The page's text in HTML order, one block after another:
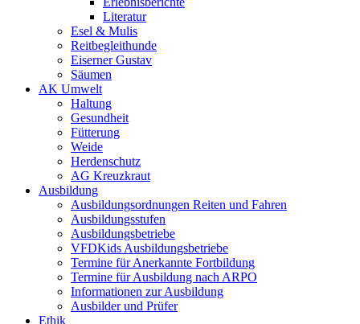
Literatur
Esel & Mulis
Reitbegleithunde
Eiserner Gustav
Säumen
AK Umwelt
Haltung
Gesundheit
Fütterung
Weide
Herdenschutz
AG Kreuzkraut
Ausbildung
Ausbildungsordnungen Reiten und Fahren
Ausbildungsstufen
Ausbildungsbetriebe
VFDKids Ausbildungsbetriebe
Termine für Anerkannte Fortbildung
Termine für Ausbildung nach ARPO
Informationen zur Ausbildung
Ausbilder und Prüfer
Ethik